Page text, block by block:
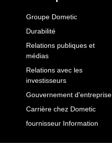
Groupe Dometic
Durabilité
Relations publiques et
médias
Relations avec les
investisseurs
Gouvernement d'entreprise
Carrière chez Dometic
fournisseur Information